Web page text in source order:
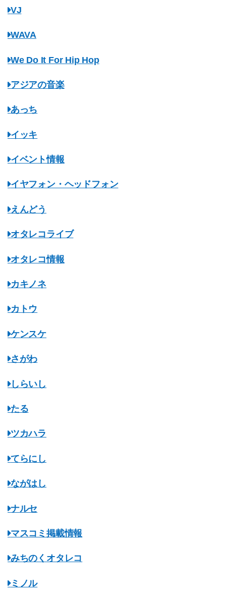
VJ
WAVA
We Do It For Hip Hop
アジアの音楽
あっち
イッキ
イベント情報
イヤフォン・ヘッドフォン
えんどう
オタレコライブ
オタレコ情報
カキノネ
カトウ
ケンスケ
さがわ
しらいし
たる
ツカハラ
てらにし
ながはし
ナルセ
マスコミ掲載情報
みちのくオタレコ
ミノル